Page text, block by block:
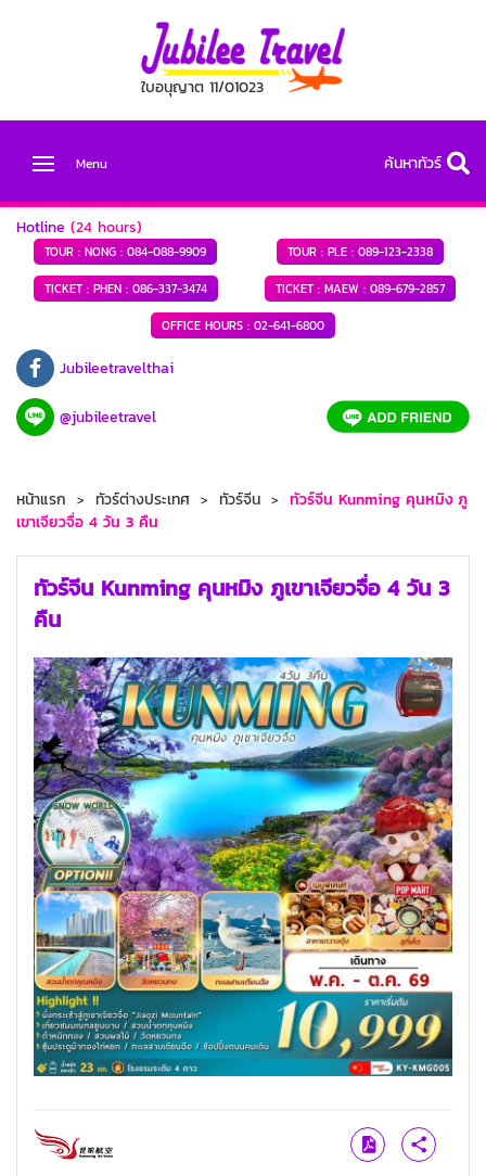
ใบอนุญาต 11/01023
Menu ค้นหาทัวร์
Hotline (24 hours)
TOUR : NONG : 084-088-9909 TOUR : PLE : 089-123-2338
TICKET : PHEN :086-337-3474 TICKET : MAEW : 089-679-2857
OFFICE HOURS : 02-641-6800
Jubileetravelthai
@jubileetravel
หน้าแรก ทัวร์ต่างประเทศ ทัวร์จีน
ทัวร์จีน Kunming คุนหมิง ภู
เขาเจียวจื่อ 4 วัน 3 คืน
ทัวร์จีน Kunming คุนหมิง ภูเขาเจียวจื่อ 4 วัน 3
คืน